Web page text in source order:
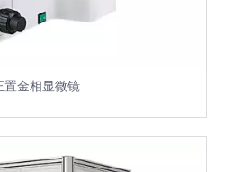
置金相显微镜